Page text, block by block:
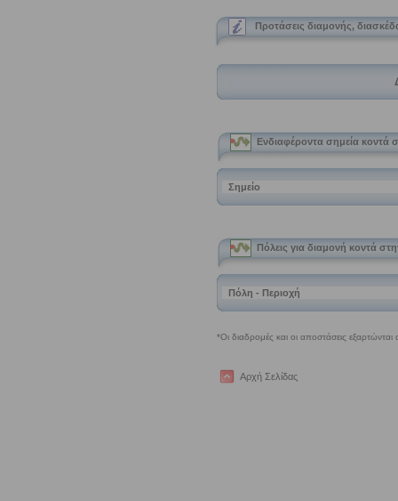
Προτάσεις διαμονής,
Αρχή Σελίδας